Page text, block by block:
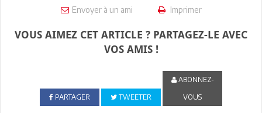
Envoyer à un ami Imprimer
VOUS AIMEZ CET ARTICLE ? PARTAGEZ-LE AVEC
VOS AMIS !
PARTAGER TWEETER
ABONNEZ-
VOUS